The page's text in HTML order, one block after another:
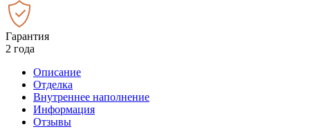
Гарантия
2 года
Описание
Отделка
Внутреннее наполнение
Информация
Отзывы